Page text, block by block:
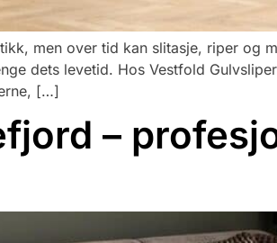
men over tid kan slitasje, riper og
dets levetid. Hos Vestfold
[…]
–